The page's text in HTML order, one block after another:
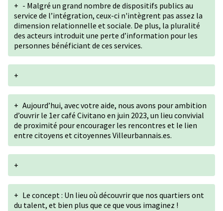
+ - Malgré un grand nombre de dispositifs publics au
service de l’intégration, ceux-ci n'intègrent pas assez la
dimension relationnelle et sociale. De plus, la pluralité
des acteurs introduit une perte d’information pour les
personnes bénéficiant de ces services.
+
+ Aujourd’hui, avec votre aide, nous avons pour ambition
d’ouvrir le 1er café Civitano en juin 2023, un lieu convivial
de proximité pour encourager les rencontres et le lien
entre citoyens et citoyennes Villeurbannais.es.
+
+ Le concept : Un lieu où découvrir que nos quartiers ont
du talent, et bien plus que ce que vous imaginez !